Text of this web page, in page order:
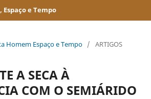
e Tempo
Homem Espaço e Tempo / ARTIGOS
A SECA À
COM O SEMIÁRIDO